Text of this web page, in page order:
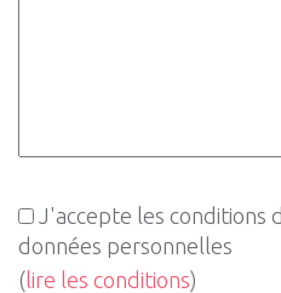
J'accepte les conditions
données personnelles
(lire les conditions)